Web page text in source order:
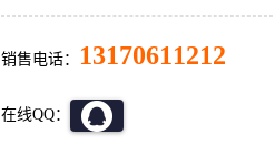
销售电话： 13170611212
在线QQ：